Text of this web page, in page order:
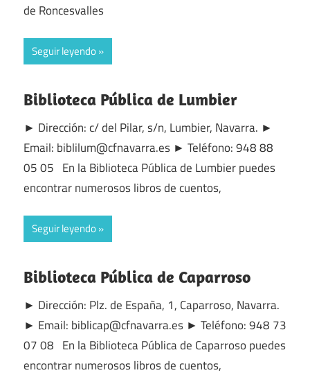
de Roncesvalles
Seguir leyendo
Biblioteca Pública de Lumbier
► Dirección: c/ del Pilar, s/n, Lumbier, Navarra. ►
Email: biblilum@cfnavarra.es ► Teléfono: 948 88
05 05 En la Biblioteca Pública de Lumbier puedes
encontrar numerosos libros de cuentos,
Seguir leyendo
Biblioteca Pública de Caparroso
► Dirección: Plz. de España, 1, Caparroso, Navarra.
► Email: biblicap@cfnavarra.es ► Teléfono: 948 73
07 08 En la Biblioteca Pública de Caparroso puedes
encontrar numerosos libros de cuentos,